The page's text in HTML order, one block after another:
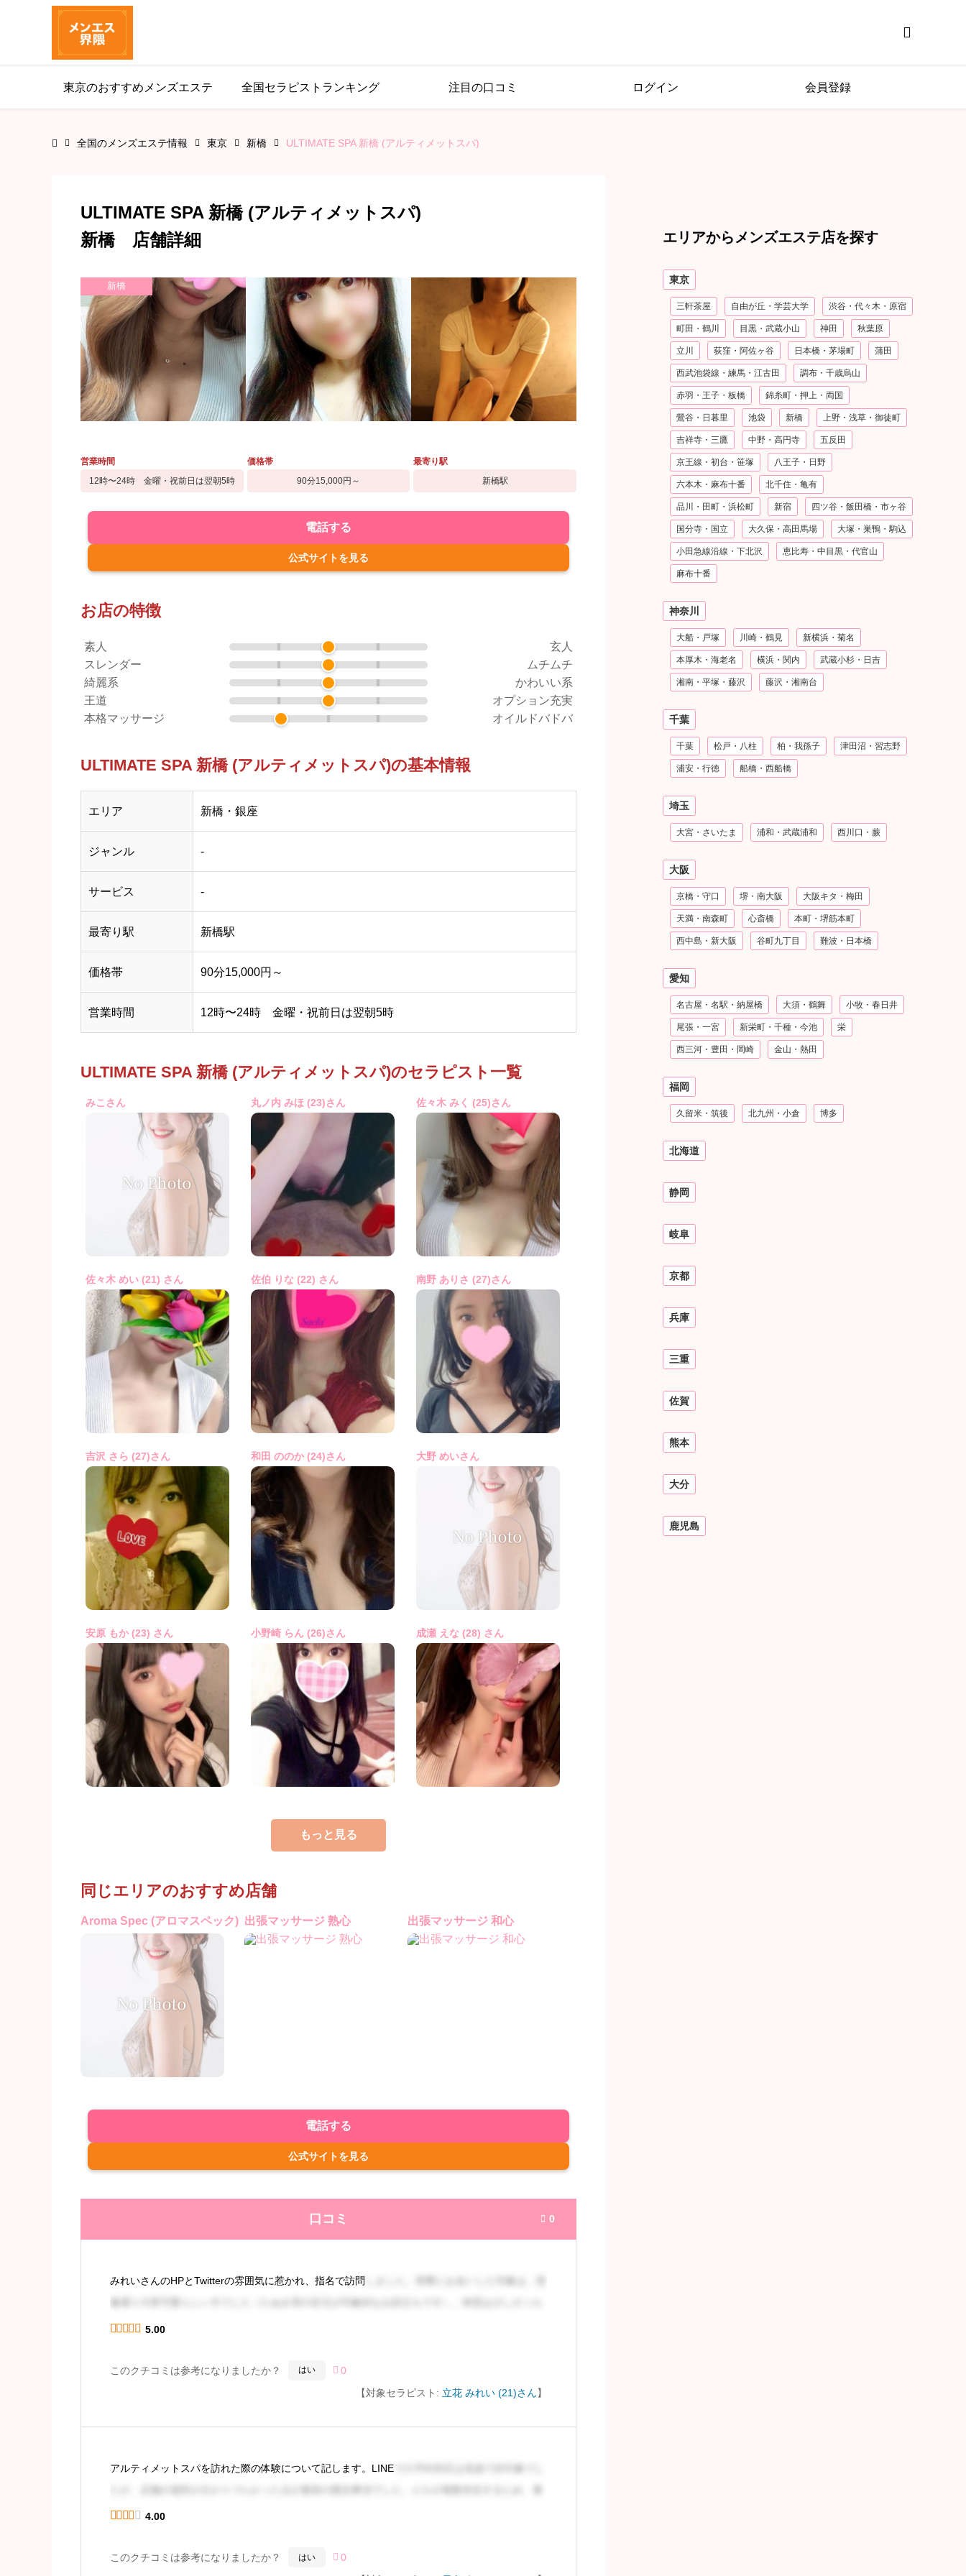

東京のおすすめメンズエステ 全国セラピストランキング 注目の口コミ ログイン 会員登録
全国のメンズエステ情報 東京 新橋 ULTIMATE SPA 新橋 (アルティメットスパ)
ULTIMATE SPA 新橋 (アルティメットスパ)
新橋 店舗詳細
新橋
営業時間
12時〜24時 金曜・祝前日は翌朝5時
価格帯
90分15,000円～
最寄り駅
新橋駅
電話する
公式サイトを見る
お店の特徴
素人
玄人
スレンダー
ムチムチ
綺麗系
かわいい系
王道
オプション充実
本格マッサージ
オイルドバドバ
ULTIMATE SPA 新橋 (アルティメットスパ)の基本情報
エリア 新橋・銀座
ジャンル -
サービス -
最寄り駅 新橋駅
価格帯 90分15,000円～
営業時間 12時〜24時 金曜・祝前日は翌朝5時
ULTIMATE SPA 新橋 (アルティメットスパ)のセラピスト一覧
みこさん 丸ノ内 みほ (23)さん 佐々木 みく (25)さん
佐々木 めい (21) さん 佐伯 りな (22) さん 南野 ありさ (27)さん
吉沢 さら (27)さん 和田 ののか (24)さん 大野 めいさん
安原 もか (23) さん 小野崎 らん (26)さん 成瀬 えな (28) さん
もっと見る
同じエリアのおすすめ店舗
Aroma Spec (アロマスペック) 出張マッサージ 熟心 出張マッサージ 和心
電話する
公式サイトを見る
口コミ  0
みれいさんのHPとTwitterの雰囲気に惹かれ、指名で訪問
りとしていますが、健康的で好印象でした。
着替え前に少し
 5.00
このクチコミは参考になりましたか？ はい  0
【対象セラピスト: 立花 みれい (21)さん】
アルティメットスパを訪れた際の体験について記します。LINE
号（16）を事前に確認しておくことをお勧めします。
新橋駅から
 4.00
このクチコミは参考になりましたか？ はい  0
エリアからメンズエステ店を探す
東京
三軒茶屋 自由が丘・学芸大学 渋谷・代々木・原宿
町田・鶴川 目黒・武蔵小山 神田 秋葉原
立川 荻窪・阿佐ヶ谷 日本橋・茅場町 蒲田
西武池袋線・練馬・江古田 調布・千歳烏山
赤羽・王子・板橋 錦糸町・押上・両国
鶯谷・日暮里 池袋 新橋 上野・浅草・御徒町
吉祥寺・三鷹 中野・高円寺 五反田
京王線・初台・笹塚 八王子・日野
六本木・麻布十番 北千住・亀有
品川・田町・浜松町 新宿 四ツ谷・飯田橋・市ヶ谷
国分寺・国立 大久保・高田馬場 大塚・巣鴨・駒込
小田急線沿線・下北沢 恵比寿・中目黒・代官山
麻布十番
神奈川
大船・戸塚 川崎・鶴見 新横浜・菊名
本厚木・海老名 横浜・関内 武蔵小杉・日吉
湘南・平塚・藤沢 藤沢・湘南台
千葉
千葉 松戸・八柱 柏・我孫子 津田沼・習志野
浦安・行徳 船橋・西船橋
埼玉
大宮・さいたま 浦和・武蔵浦和 西川口・蕨
大阪
京橋・守口 堺・南大阪 大阪キタ・梅田
天満・南森町 心斎橋 本町・堺筋本町
西中島・新大阪 谷町九丁目 難波・日本橋
愛知
名古屋・名駅・納屋橋 大須・鶴舞 小牧・春日井
尾張・一宮 新栄町・千種・今池 栄
西三河・豊田・岡崎 金山・熱田
福岡
久留米・筑後 北九州・小倉 博多
北海道
静岡
岐阜
京都
兵庫
三重
佐賀
熊本
大分
鹿児島